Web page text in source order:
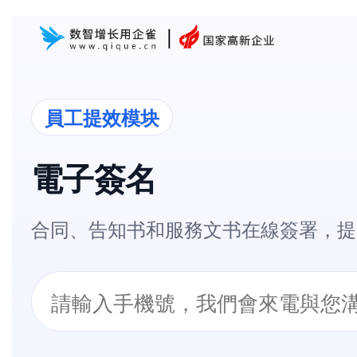
員工提效模块
電子簽名
合同、告知书和服務文书在線簽署，